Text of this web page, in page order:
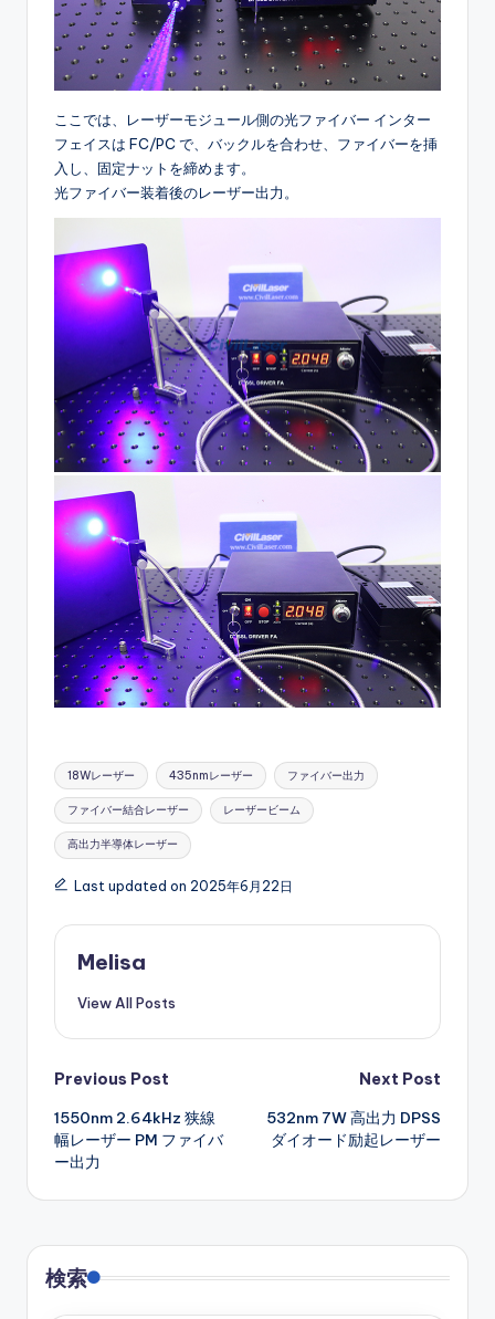
ここでは、レーザーモジュール側の光ファイバー インター
フェイスは FC/PC で、バックルを合わせ、ファイバーを挿
入し、固定ナットを締めます。
光ファイバー装着後のレーザー出力。
Tags:
18Wレーザー 435nmレーザー ファイバー出力
ファイバー結合レーザー レーザービーム
高出力半導体レーザー
Last updated on 2025年6月22日
Melisa
View All Posts
Post
navigation
Previous Post
1550nm 2.64kHz 狭線
幅レーザー PM ファイバ
ー出力
Next Post
532nm 7W 高出力 DPSS
ダイオード励起レーザー
検索